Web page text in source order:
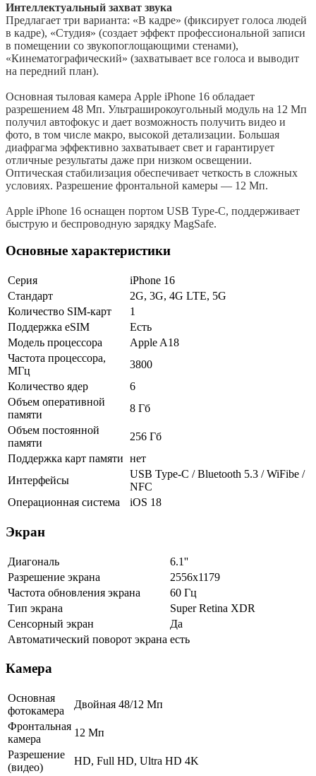
Интеллектуальный захват звука
Предлагает три варианта: «В кадре» (фиксирует голоса людей
в кадре), «Студия» (создает эффект профессиональной записи
в помещении со звукопоглощающими стенами),
«Кинематографический» (захватывает все голоса и выводит
на передний план).
Основная тыловая камера Apple iPhone 16 обладает
разрешением 48 Мп. Ультраширокоугольный модуль на 12 Мп
получил автофокус и дает возможность получить видео и
фото, в том числе макро, высокой детализации. Большая
диафрагма эффективно захватывает свет и гарантирует
отличные результаты даже при низком освещении.
Оптическая стабилизация обеспечивает четкость в сложных
условиях. Разрешение фронтальной камеры — 12 Мп.
Apple iPhone 16 оснащен портом USB Type-C, поддерживает
быструю и беспроводную зарядку MagSafe.
Основные характеристики
Серия
iPhone 16
Стандарт
2G, 3G, 4G LTE, 5G
Количество SIM-карт
1
Поддержка eSIM
Есть
Модель процессора
Apple A18
Частота процессора,
МГц
3800
Количество ядер
6
Объем оперативной
памяти
8 Гб
Объем постоянной
памяти
256 Гб
Поддержка карт памяти нет
Интерфейсы
USB Type-C / Bluetooth 5.3 / WiFibe /
NFC
Операционная система
iOS 18
Экран
Диагональ
6.1''
Разрешение экрана
2556x1179
Частота обновления экрана
60 Гц
Тип экрана
Super Retina XDR
Сенсорный экран
Да
Автоматический поворот экрана есть
Камера
Основная
фотокамера
Двойная 48/12 Мп
Фронтальная
камера
12 Мп
Разрешение
(видео)
HD, Full HD, Ultra HD 4K